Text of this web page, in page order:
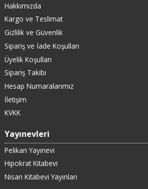
Hakkımızda
Kargo ve Teslimat
Gizlilik ve Güvenlik
Sipariş ve İade Koşulları
Üyelik Koşulları
Sipariş Takibi
Hesap Numaralarımız
İletişim
KVKK
Yayınevleri
Pelikan Yayınevi
Hipokrat Kitabevi
Nisan Kitabevi Yayınları